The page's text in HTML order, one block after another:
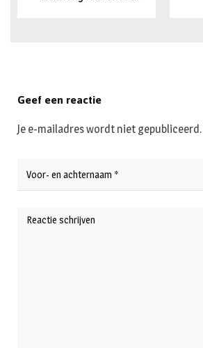
Geef een reactie
Je e-mailadres wordt niet gepubliceerd.